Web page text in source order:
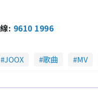
: 9610 1996
JOOX 歌曲 MV